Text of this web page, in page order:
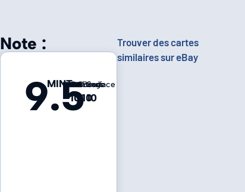
Note :
9.5
MINTCentrage
10
Coins
9
Bords
10
Surface
10
Trouver des cartes
similaires sur eBay